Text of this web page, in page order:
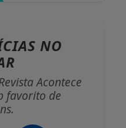
NO
Acontece
favorito de